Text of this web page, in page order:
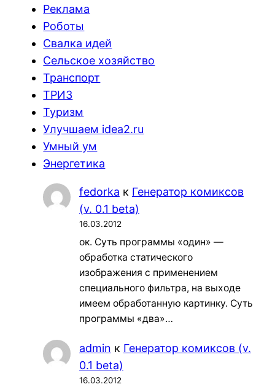
Реклама
Роботы
Свалка идей
Сельское хозяйство
Транспорт
ТРИЗ
Туризм
Улучшаем idea2.ru
Умный ум
Энергетика
fedorka к Генератор комиксов
(v. 0.1 beta)
16.03.2012
ок. Суть программы «один» —
обработка статического
изображения с применением
специального фильтра, на выходе
имеем обработанную картинку. Суть
программы «два»…
admin к Генератор комиксов (v.
0.1 beta)
16.03.2012